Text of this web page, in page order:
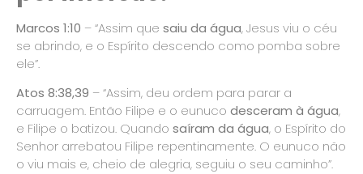
Marcos 1:10 – “Assim que saiu da água, Jesus viu o céu
se abrindo, e o Espírito descendo como pomba sobre
ele”.
Atos 8:38,39 – “Assim, deu ordem para parar a
carruagem. Então Filipe e o eunuco desceram à água,
e Filipe o batizou. Quando saíram da água, o Espírito do
Senhor arrebatou Filipe repentinamente. O eunuco não
o viu mais e, cheio de alegria, seguiu o seu caminho”.